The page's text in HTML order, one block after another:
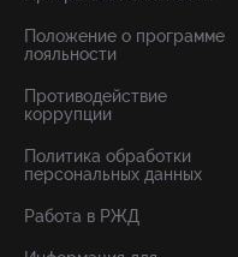
Положение о программе
лояльности
Противодействие
коррупции
Политика обработки
персональных данных
Работа в РЖД